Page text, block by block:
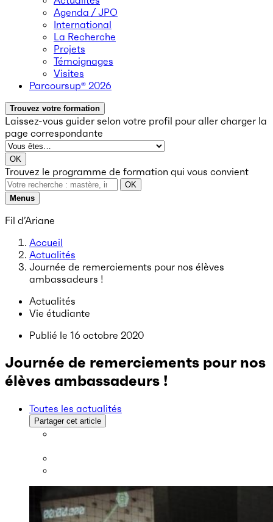
Agenda / JPO
International
La Recherche
Projets
Témoignages
Visites
Parcoursup® 2026
Trouvez votre formation
Laissez-vous guider selon votre profil pour aller charger la
page correspondante
OK
Trouvez le programme de formation qui vous convient
OK
Menus
Fil d’Ariane
Accueil
Actualités
Journée de remerciements pour nos élèves
ambassadeurs !
Actualités
Vie étudiante
Publié le 16 octobre 2020
Journée de remerciements pour nos
élèves ambassadeurs !
Toutes les actualités
Partager cet article